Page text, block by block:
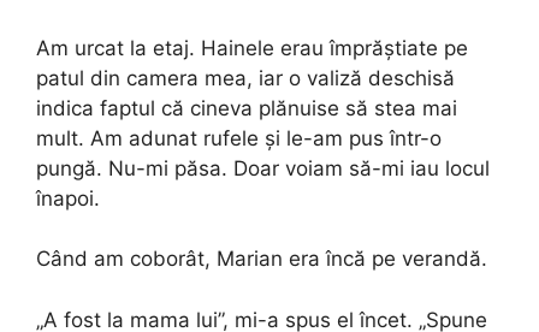
Am urcat la etaj. Hainele erau împrăștiate pe
patul din camera mea, iar o valiză deschisă
indica faptul că cineva plănuise să stea mai
mult. Am adunat rufele și le-am pus într-o
pungă. Nu-mi păsa. Doar voiam să-mi iau locul
înapoi.
Când am coborât, Marian era încă pe verandă.
„A fost la mama lui”, mi-a spus el încet. „Spune